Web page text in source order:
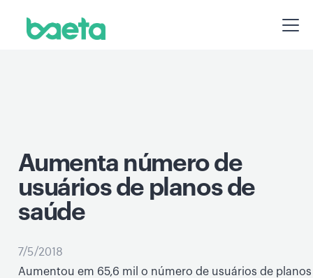
Aumenta número de
usuários de planos de
saúde
7/5/2018
Aumentou em 65,6 mil o número de usuários de planos